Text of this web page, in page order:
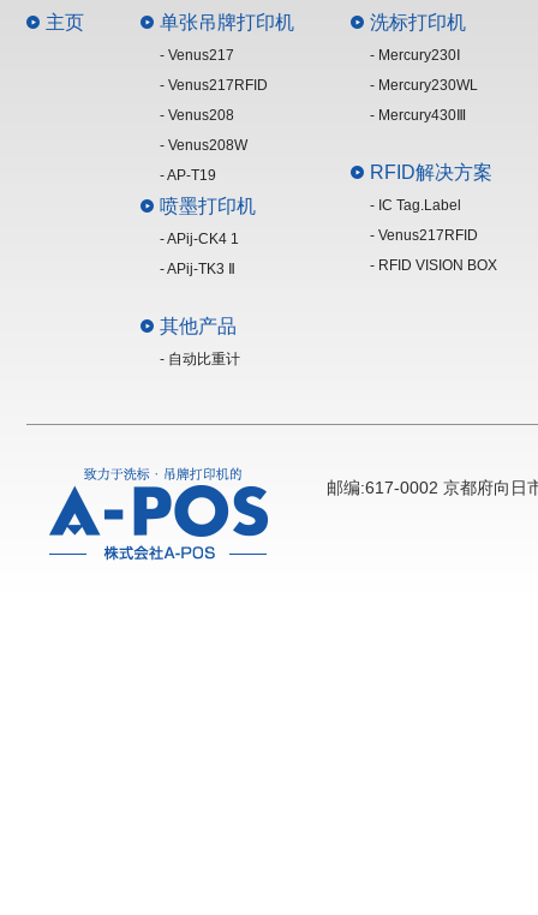
主页 单张吊牌打印机
- Venus217
- Venus217RFID
- Venus208
- Venus208W
- AP-T19
喷墨打印机
- APij-CK4 1
- APij-TK3 Ⅱ
其他产品
- 自动比重计
洗标打印机
- Mercury230Ⅰ
- Mercury230WL
- Mercury430Ⅲ
RFID解决方案
- IC Tag.Label
- Venus217RFID
- RFID VISION BOX
邮编:617-0002 京都府向日